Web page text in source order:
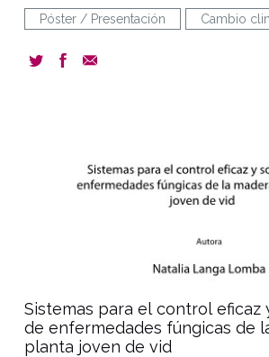
Póster / Presentación Cambio
Sistemas para el control eficaz
de enfermedades fúngicas de
planta joven de vid